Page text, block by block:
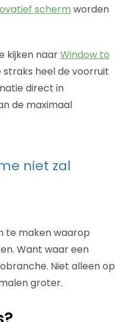
scherm worden
kijken naarWindow to
heel de voorruit
direct in
de maximaal
niet zal
te maken waarop
Want waar een
Niet alleen op
groter.